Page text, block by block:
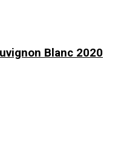
Blanc 2020